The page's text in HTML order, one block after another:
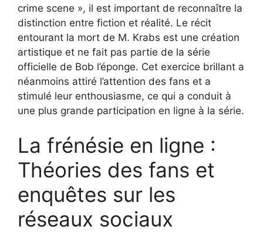
crime scene », il est important de reconnaître la
distinction entre fiction et réalité. Le récit
entourant la mort de M. Krabs est une création
artistique et ne fait pas partie de la série
officielle de Bob l’éponge. Cet exercice brillant a
néanmoins attiré l’attention des fans et a
stimulé leur enthousiasme, ce qui a conduit à
une plus grande participation en ligne à la série.
La frénésie en ligne :
Théories des fans et
enquêtes sur les
réseaux sociaux